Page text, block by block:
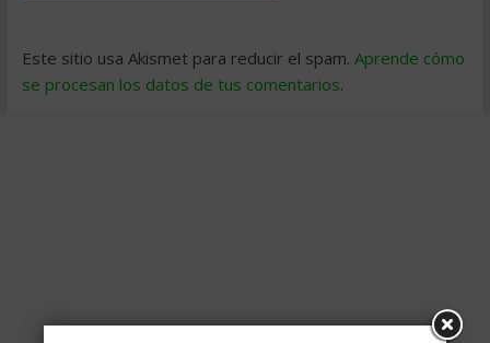
Este sitio usa Akismet para reducir el spam. Aprende cómo
se procesan los datos de tus comentarios.